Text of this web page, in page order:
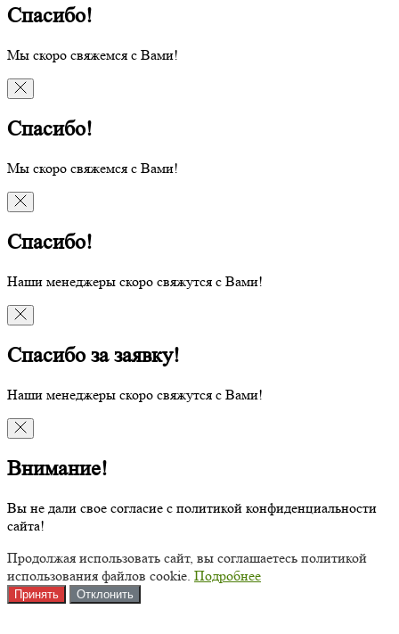
Спасибо!
Мы скоро свяжемся с Вами!
Спасибо!
Мы скоро свяжемся с Вами!
Спасибо!
Наши менеджеры скоро свяжутся с Вами!
Спасибо за заявку!
Наши менеджеры скоро свяжутся с Вами!
Внимание!
Вы не дали свое согласие с политикой конфиденциальности
сайта!
Продолжая использовать сайт, вы соглашаетесь политикой
использования файлов cookie. Подробнее
Принять Отклонить